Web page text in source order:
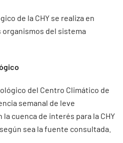
de la CHY se realiza en
del sistema
del Centro Climático de
semanal de leve
cuenca de interés para la CHY
sea la fuente consultada.